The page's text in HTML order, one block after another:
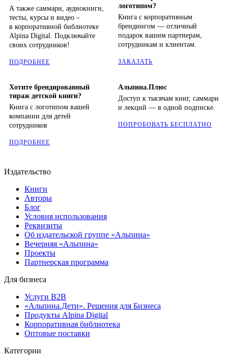
А также саммари, аудиокниги,
тесты, курсы и видео –
в корпоративной библиотеке
Alpina Digital. Подключайте
своих сотрудников!
ПОДРОБНЕЕ
логотипом?
Книга с корпоративным
брендингом — отличный
подарок вашим партнерам,
сотрудникам и клиентам.
ЗАКАЗАТЬ
Хотите брендированный
тираж детской книги?
Книга с логотипом вашей
компании для детей
сотрудников
ПОДРОБНЕЕ
Альпина.Плюс
Доступ к тысячам книг, саммари
и лекций — в одной подписке.
ПОПРОБОВАТЬ БЕСПЛАТНО
Издательство
Книги
Авторы
Блог
Условия использования
Реквизиты
Об издательской группе «Альпина»
Вечерняя «Альпина»
Проекты
Партнерская программа
Для бизнеса
Услуги B2B
«Альпина.Дети». Решения для Бизнеса
Продукты Alpina Digital
Корпоративная библиотека
Оптовые поставки
Категории